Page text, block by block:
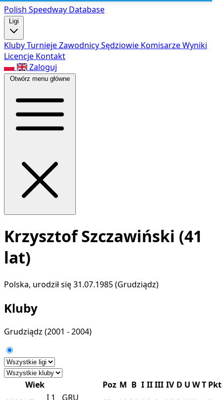
Polish Speedway Database
Ligi
KlubyTurniejeZawodnicySędziowie KomisarzeWyniki
Licencje Kontakt
Zaloguj
Otwórz menu główne
Krzysztof Szczawiński (41
lat)
Polska, urodził się 31.07.1985 (Grudziądz)
Kluby
Grudziądz (2001 - 2004)
Wiek Poz M B I IIIII IV D U WT Pkt
I 1
GRU